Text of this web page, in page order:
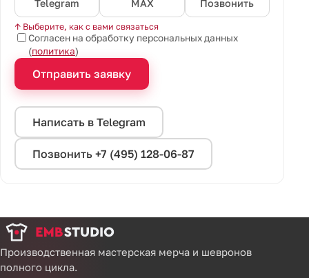
Telegram MAX Позвонить
↑ Выберите, как с вами связаться
Согласен на обработку персональных данных
(политика)
Отправить заявку
Написать в Telegram
Позвонить +7 (495) 128-06-87
Производственная мастерская мерча и шевронов
полного цикла.